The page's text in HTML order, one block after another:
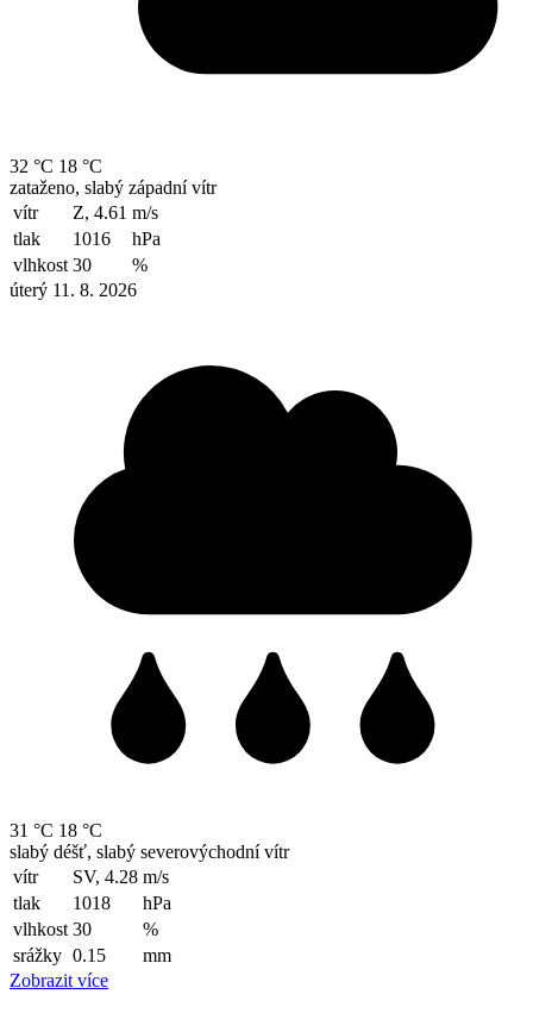
32 °C 18 °C
zataženo, slabý západní vítr
vítr
Z, 4.61 m/s
tlak
1016
hPa
vlhkost 30
%
úterý 11. 8. 2026
31 °C 18 °C
slabý déšť, slabý severovýchodní vítr
vítr
SV, 4.28 m/s
tlak
1018
hPa
vlhkost 30
%
srážky 0.15
mm
Zobrazit více